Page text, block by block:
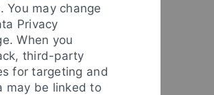
You may change
Privacy
When you
third-party
for targeting and
may be linked to